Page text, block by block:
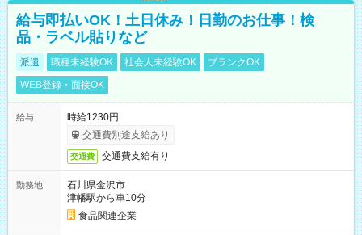
給与即払いOK！土日休み！日勤のお仕事！検
品・ラベル貼りなど
派遣 職種未経験OK 社会人未経験OK
ブランクOK
WEB登録・面接OK
給与
時給1230円
交通費別途支給あり
交通費 交通費支給有り
勤務地
石川県金沢市
津幡駅から車10分
食品関連企業